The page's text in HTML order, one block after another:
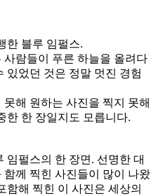
한 블루 임펄스.
람들이 푸른 하늘을 올려다
있었던 것은 정말 멋진 경험
해 원하는 사진을 찍지 못해
한 한 장일지도 모릅니다.
임펄스의 한 장면. 선명한 대
께 찍힌 사진들이 많이 나왔
함해 찍힌 이 사진은 세상의